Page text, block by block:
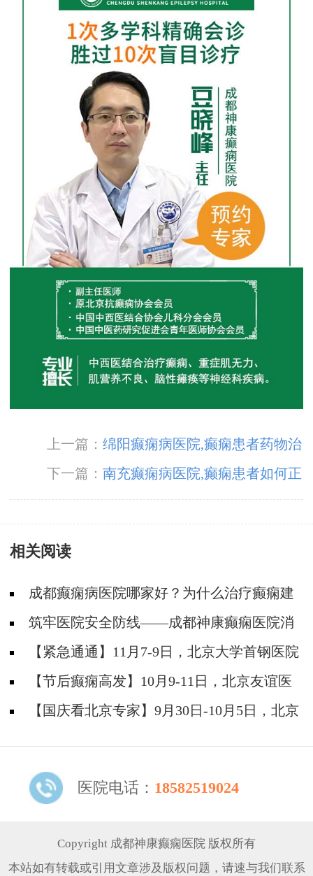
上一篇：绵阳癫痫病医院,癫痫患者药物治
疗要注意什么?
下一篇：南充癫痫病医院,癫痫患者如何正
确的服用药物?
相关阅读
成都癫痫病医院哪家好？为什么治疗癫痫建
议选择专科医院?
筑牢医院安全防线——成都神康癫痫医院消
防安全培训纪实
【紧急通通】11月7-9日，北京大学首钢医院
神经内科胡颖教授亲临成都会诊，破解癫痫疑难
【节后癫痫高发】10月9-11日，北京友谊医
院陈葵博士免费会诊+治疗援助，破解癫痫难
【国庆看北京专家】9月30日-10月5日，北京
助，速约！
医院电话： 18582519024
Copyright 成都神康癫痫医院 版权所有
本站如有转载或引用文章涉及版权问题，请速与我们联系